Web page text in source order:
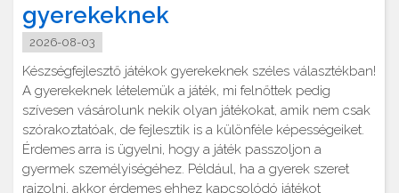
gyerekeknek
2026-08-03
Készségfejlesztő játékok gyerekeknek széles választékban!
A gyerekeknek lételemük a játék, mi felnőttek pedig
szívesen vásárolunk nekik olyan játékokat, amik nem csak
szórakoztatóak, de fejlesztik is a különféle képességeiket.
Érdemes arra is ügyelni, hogy a játék passzoljon a
gyermek személyiségéhez. Például, ha a gyerek szeret
rajzolni, akkor érdemes ehhez kapcsolódó játékot